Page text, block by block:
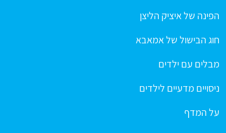
הפינה של איציק הליצן
חוג הבישול של אמאבא
מבלים עם ילדים
ניסויים מדעיים לילדים
על המדף